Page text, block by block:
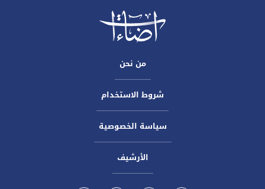
من نحن
شروط الاستخدام
سياسة الخصوصية
الأرشيف